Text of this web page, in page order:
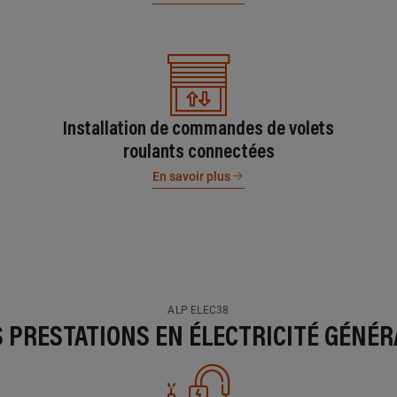
Installation de commandes de volets
roulants connectées
En savoir plus
ALP ELEC38
PRESTATIONS EN ÉLECTRICITÉ